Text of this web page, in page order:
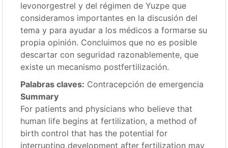
levonorgestrel y del régimen de Yuzpe que
consideramos importantes en la discusión del
tema y para ayudar a los médicos a formarse su
propia opinión. Concluimos que no es posible
descartar con seguridad razonablemente, que
existe un mecanismo postfertilización.
Palabras claves: Contracepción de emergencia
Summary
For patients and physicians who believe that
human life begins at fertilization, a method of
birth control that has the potential for
interrupting development after fertilization may